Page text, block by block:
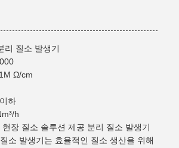
리 질소 발생기
Ω/cm
하
h
장 질소 솔루션 제공 분리 질소 발생기
소 발생기는 효율적인 질소 생산을 위해